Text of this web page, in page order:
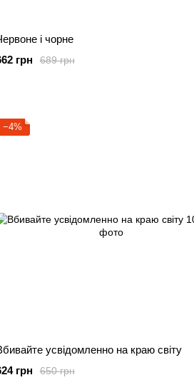
і чорне
689 грн
грн
−4%
усвідомленно на краю світу
650 грн
грн